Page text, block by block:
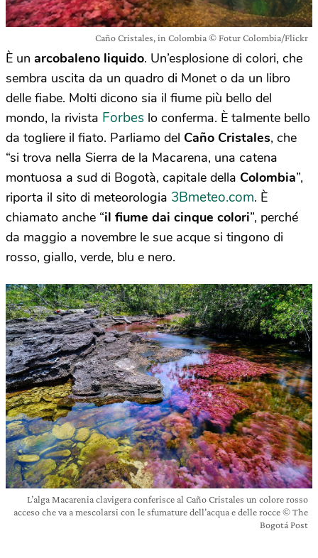
Caño Cristales, in Colombia © Fotur Colombia/Flickr
È un arcobaleno liquido. Un’esplosione di colori, che
sembra uscita da un quadro di Monet o da un libro
delle fiabe. Molti dicono sia il fiume più bello del
mondo, la rivista Forbes lo conferma. È talmente bello
da togliere il fiato. Parliamo del Caño Cristales, che
“si trova nella Sierra de la Macarena, una catena
montuosa a sud di Bogotà, capitale della Colombia”,
riporta il sito di meteorologia 3Bmeteo.com. È
chiamato anche “il fiume dai cinque colori”, perché
da maggio a novembre le sue acque si tingono di
rosso, giallo, verde, blu e nero.
L’alga Macarenia clavigera conferisce al Caño Cristales un colore rosso
acceso che va a mescolarsi con le sfumature dell’acqua e delle rocce © The
Bogotá Post